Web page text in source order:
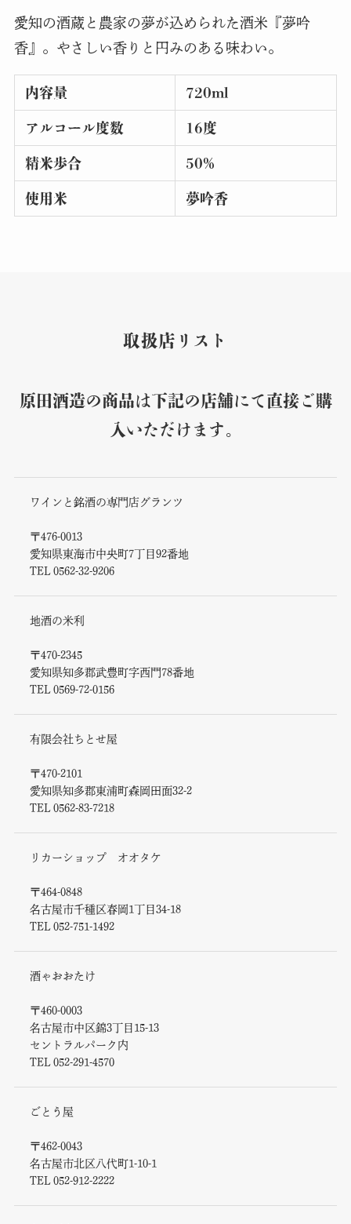
愛知の酒蔵と農家の夢が込められた酒米『夢吟
香』。やさしい香りと円みのある味わい。
内容量 720ml
アルコール度数 16度
精米歩合 50%
使用米 夢吟香
取扱店リスト
原田酒造の商品は下記の店舗にて直接ご購
入いただけます。
ワインと銘酒の専門店グランツ
〒476-0013
愛知県東海市中央町7丁目92番地
TEL 0562-32-9206
地酒の米利
〒470-2345
愛知県知多郡武豊町字西門78番地
TEL 0569-72-0156
有限会社ちとせ屋
〒470-2101
愛知県知多郡東浦町森岡田面32-2
TEL 0562-83-7218
リカーショップ オオタケ
〒464-0848
名古屋市千種区春岡1丁目34-18
TEL 052-751-1492
酒ゃおおたけ
〒460-0003
名古屋市中区錦3丁目15-13
セントラルパーク内
TEL 052-291-4570
ごとう屋
〒462-0043
名古屋市北区八代町1-10-1
TEL 052-912-2222